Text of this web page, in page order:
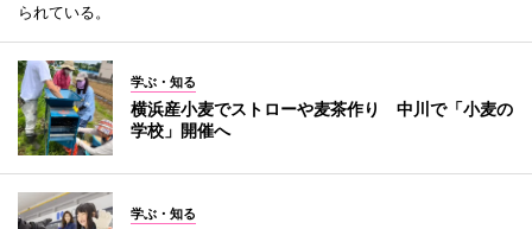
られている。
学ぶ・知る
横浜産小麦でストローや麦茶作り 中川で「小麦の
学校」開催へ
学ぶ・知る